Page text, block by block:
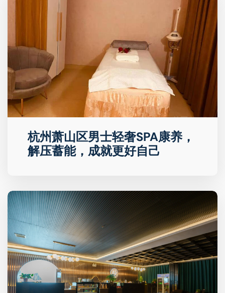
杭州萧山区男士轻奢SPA康养，
解压蓄能，成就更好自己